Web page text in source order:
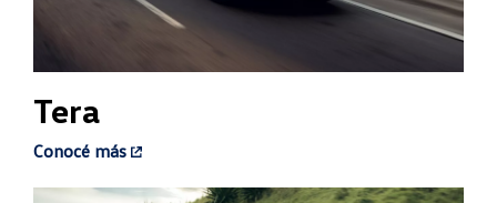
Tera
Conocé más